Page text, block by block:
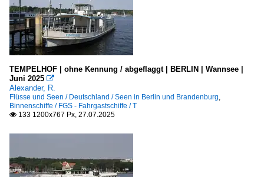
TEMPELHOF | ohne Kennung / abgeflaggt | BERLIN | Wannsee |
Juni 2025 
Alexander, R.
Flüsse und Seen / Deutschland / Seen in Berlin und Brandenburg,
Binnenschiffe / FGS - Fahrgastschiffe / T
 133 1200x767 Px, 27.07.2025